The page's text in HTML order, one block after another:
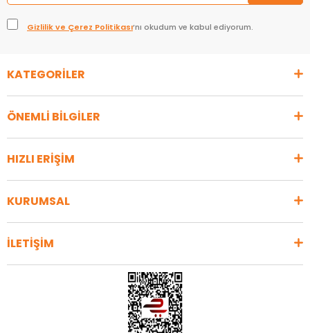
Gizlilik ve Çerez Politikası’nı okudum ve kabul ediyorum.
KATEGORİLER
ÖNEMLİ BİLGİLER
HIZLI ERİŞİM
KURUMSAL
İLETİŞİM